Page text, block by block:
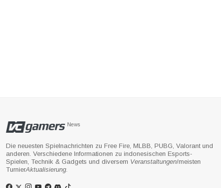
News
Die neuesten Spielnachrichten zu Free Fire, MLBB, PUBG, Valorant und
anderen. Verschiedene Informationen zu indonesischen Esports-
Spielen, Technik & Gadgets und diversem Veranstaltungen/meisten
TurnierAktualisierung.